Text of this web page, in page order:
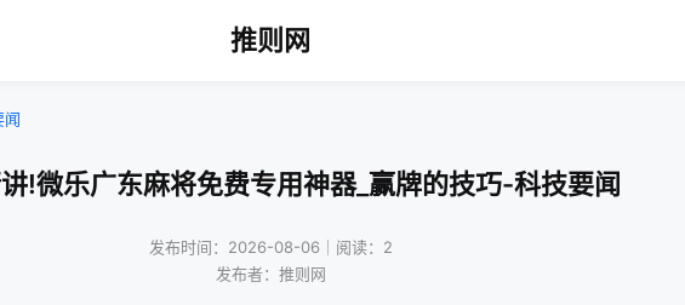
推则网
闻
!微乐广东麻将免费专用神器_赢牌的技巧-科技要闻
发布时间：2026-08-06｜阅读：2
发布者：推则网